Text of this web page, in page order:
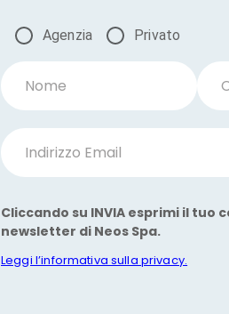
Agenzia Privato
Nome
Indirizzo Email
Cliccando su INVIA esprimi il tuo
newsletter di Neos Spa.
Leggi l’informativa sulla privacy.